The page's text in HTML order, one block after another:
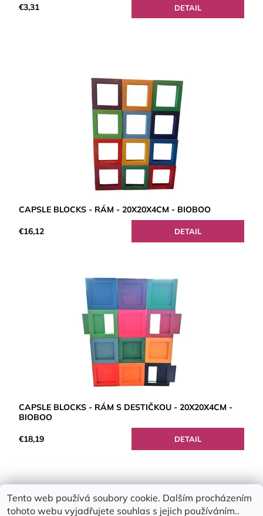
€3,31 DETAIL
CAPSLE BLOCKS - RÁM - 20X20X4CM - BIOBOO
€16,12 DETAIL
CAPSLE BLOCKS - RÁM S DESTIČKOU - 20X20X4CM -
BIOBOO
€18,19 DETAIL
Tento web používá soubory cookie. Dalším procházením
tohoto webu vyjadřujete souhlas s jejich používáním..